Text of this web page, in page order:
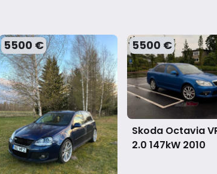
5500 € 5500 €
Skoda Octavia
2.0 147kW 2010